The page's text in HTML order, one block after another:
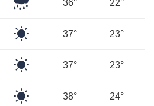
36° 22°
37° 23°
37° 23°
38° 24°